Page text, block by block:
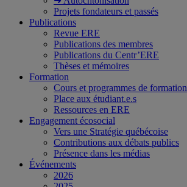
Projets fondateurs et passés
Publications
Revue ERE
Publications des membres
Publications du Centr’ERE
Thèses et mémoires
Formation
Cours et programmes de formation
Place aux étudiant.e.s
Ressources en ERE
Engagement écosocial
Vers une Stratégie québécoise
Contributions aux débats publics
Présence dans les médias
Événements
2026